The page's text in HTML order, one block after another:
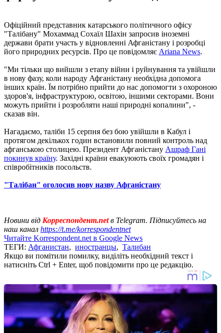
Офіційний представник катарського політичного офісу
"Талібану" Мохаммад Сохаїл Шахін запросив іноземні
держави брати участь у відновленні Афганістану і розробці
його природних ресурсів. Про це повідомляє Ariana News.
"Ми тільки що вийшли з етапу війни і руйнування та увійшли
в нову фазу, коли народу Афганістану необхідна допомога
інших країн. Їм потрібно прийти до нас допомогти з охороною
здоров'я, інфраструктурою, освітою, іншими секторами. Вони
можуть прийти і розробляти наші природні копалини", -
сказав він.
Нагадаємо, таліби 15 серпня без бою увійшли в Кабул і
протягом декількох годин встановили повний контроль над
афганською столицею. Президент Афганістану Ашраф Гані
покинув країну. Західні країни евакуюють своїх громадян і
співробітників посольств.
"Талібан" оголосив нову назву Афганістану
Новини від Корреспондент.netв Telegram. Підписуйтесь на
наш канал https://t.me/korrespondentnet
Читайте Korrespondent.net в Google News
ТЕГИ: Афганистан, иностранцы, Талибан
Якщо ви помітили помилку, виділіть необхідний текст і
натисніть Ctrl + Enter, щоб повідомити про це редакцію.